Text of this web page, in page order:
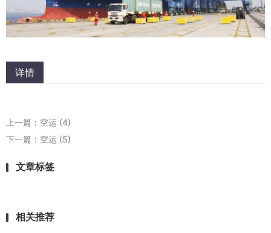
详情
上一篇： 空运 (4)
下一篇： 空运 (5)
文章标签
相关推荐